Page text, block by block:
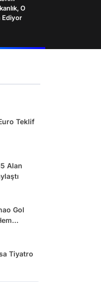
O
Ediyor
Teklif
Alan
Gol
Tiyatro